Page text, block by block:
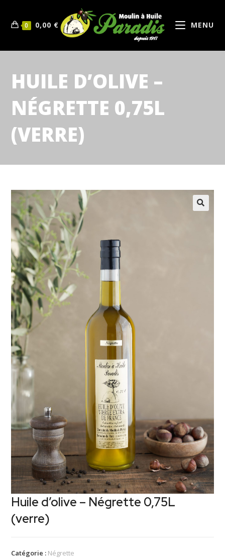
0 0,00 € MENU
HUILE D’OLIVE –
NÉGRETTE 0,75L
(VERRE)
Huile d’olive – Négrette 0,75L
(verre)
Catégorie : Négrette